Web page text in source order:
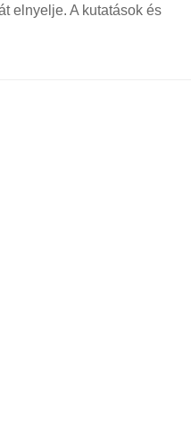
elnyelje. A kutatások és